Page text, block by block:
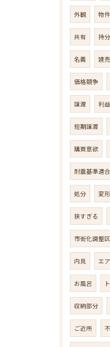
外観 物
共有 持分
名義 建
価格競争
譲渡 利益
短期譲渡
購買意欲
耐震基準適
処分 変
狭すぎる
市街化調整
内見 エ
お風呂
収納部分
ご近所